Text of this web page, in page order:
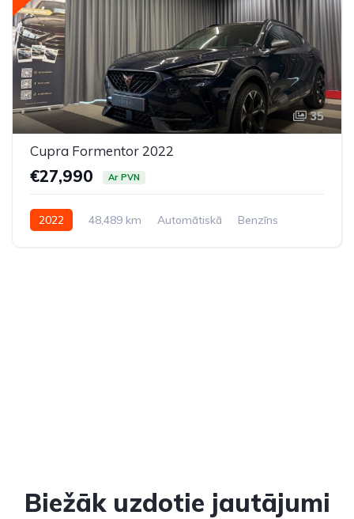
35
Cupra Formentor 2022
€27,990 Ar PVN
2022 48,489 km Automātiskā
Benzīns
Biežāk uzdotie jautājumi